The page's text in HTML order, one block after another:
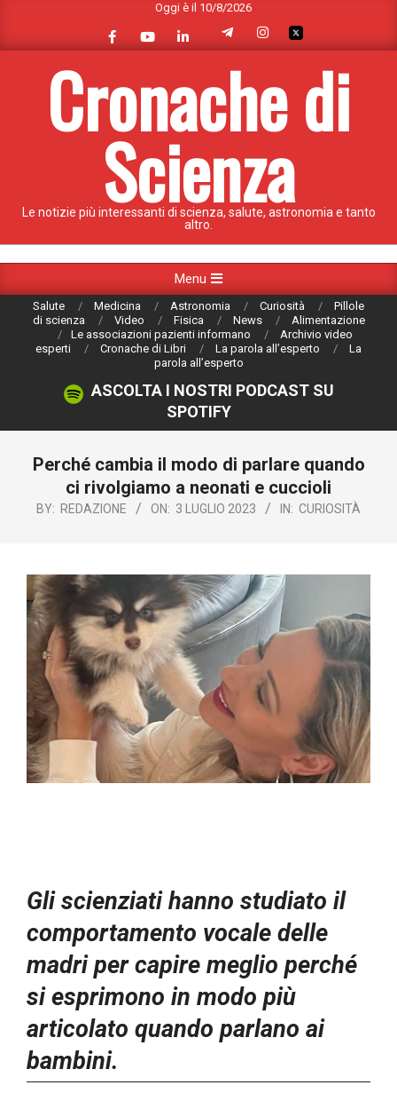
content
Oggi è il 10/8/2026
Cronache di
Scienza
Le notizie più interessanti di scienza, salute, astronomia e tanto
altro.
Navigation
Menu
Salute Medicina Astronomia Curiosità
Pillole
di scienza
Video Fisica News
Alimentazione
Le associazioni pazienti informano
Archivio video
esperti
Cronache di Libri La parola all’esperto
La
parola all’esperto
ASCOLTA I NOSTRI PODCAST SU
SPOTIFY
Perché cambia il modo di parlare quando
ci rivolgiamo a neonati e cuccioli
BY: REDAZIONE ON: 3 LUGLIO 2023 IN: CURIOSITÀ
Gli scienziati hanno studiato il
comportamento vocale delle
madri per capire meglio perché
si esprimono in modo più
articolato quando parlano ai
bambini.